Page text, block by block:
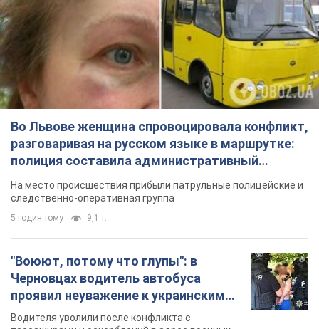
Во Львове женщина спровоцировала конфликт,
разговаривая на русском языке в маршрутке:
полиция составила административный
протокол. Видео
На место происшествия прибыли патрульные полицейские и
следственно-оперативная группа
5 годин тому 9,1 т.
"Воюют, потому что глупы": в
Черновцах водитель автобуса
проявил неуважение к украинским
военным и поплатился за это.
Водителя уволили после конфликта с